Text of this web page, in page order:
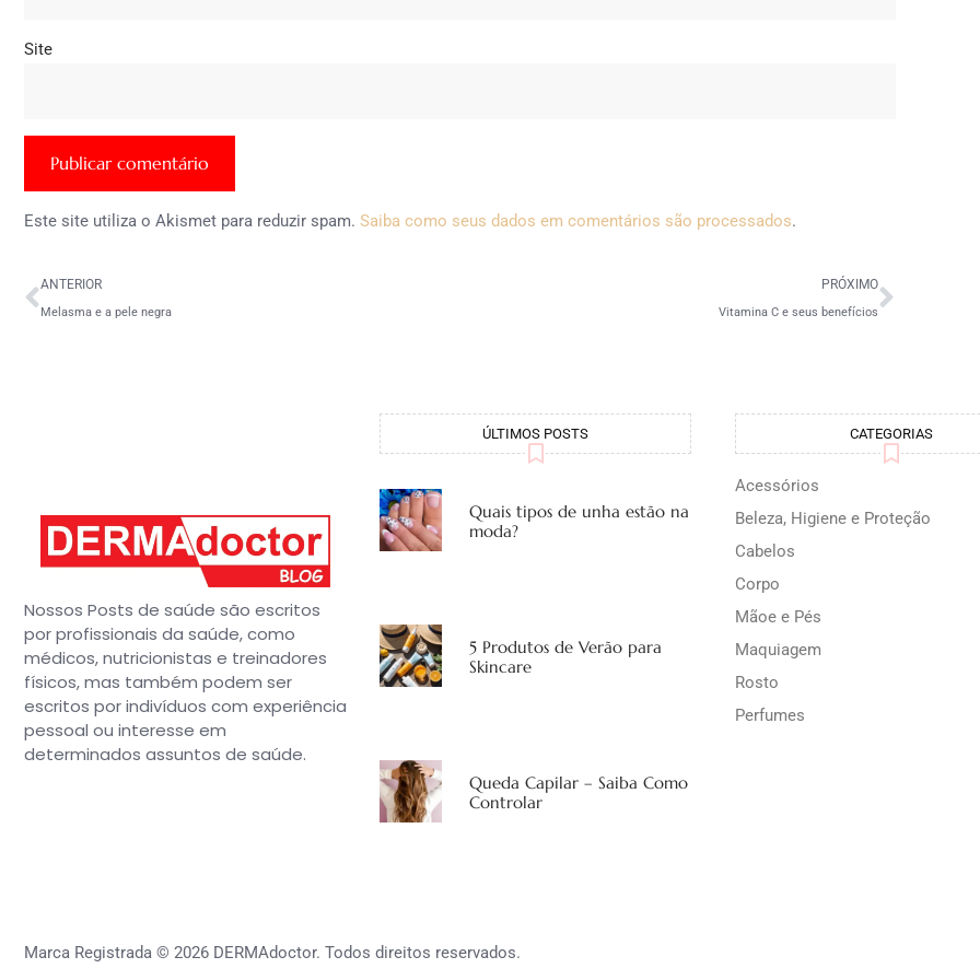
Site
Este site utiliza o Akismet para reduzir spam. Saiba como seus dados em comentários são processados.
ANTERIOR
Melasma e a pele negra
PRÓXIMO
Vitamina C e seus benefícios
Nossos Posts de saúde são escritos
por profissionais da saúde, como
médicos, nutricionistas e treinadores
físicos, mas também podem ser
escritos por indivíduos com experiência
pessoal ou interesse em
determinados assuntos de saúde.
ÚLTIMOS POSTS
Quais tipos de unha estão na
moda?
5 Produtos de Verão para
Skincare
Queda Capilar – Saiba Como
Controlar
CATEGORIAS
Acessórios
Beleza, Higiene e Proteção
Cabelos
Corpo
Mãoe e Pés
Maquiagem
Rosto
Perfumes
Marca Registrada © 2026 DERMAdoctor. Todos direitos reservados.